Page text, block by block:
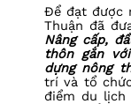
Để đạt được
Thuận đã
Nâng cấp,
thôn gắn
dựng nông
trí và tổ
điểm du lịch